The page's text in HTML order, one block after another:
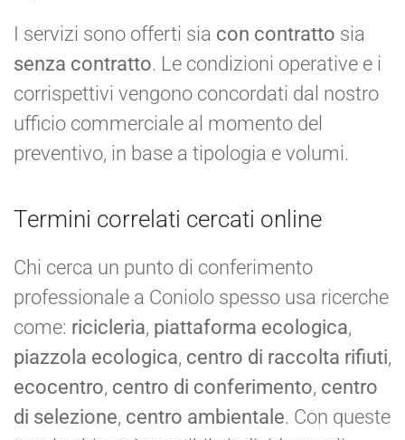
I servizi sono offerti sia con contratto sia
senza contratto. Le condizioni operative e i
corrispettivi vengono concordati dal nostro
ufficio commerciale al momento del
preventivo, in base a tipologia e volumi.
Termini correlati cercati online
Chi cerca un punto di conferimento
professionale a Coniolo spesso usa ricerche
come: ricicleria, piattaforma ecologica,
piazzola ecologica, centro di raccolta rifiuti,
ecocentro, centro di conferimento, centro
di selezione, centro ambientale. Con queste